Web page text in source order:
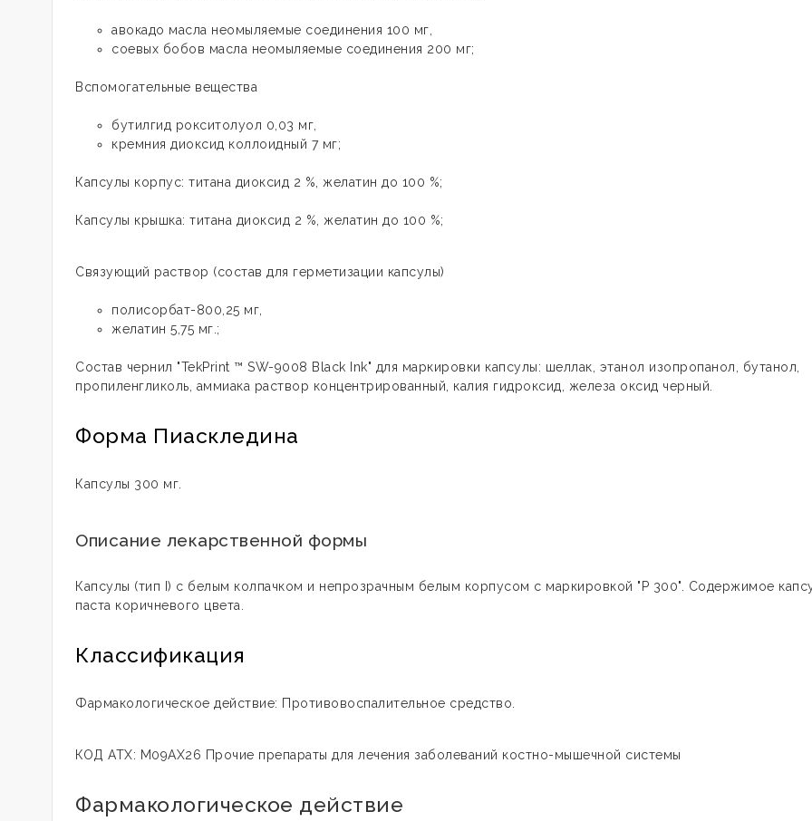
авокадо масла неомыляемые соединения 100 мг,
соевых бобов масла неомыляемые соединения 200 мг;
Вспомогательные вещества
бутилгид рокситолуол 0,03 мг,
кремния диоксид коллоидный 7 мг;
Капсулы корпус: титана диоксид 2 %, желатин до 100 %;
Капсулы крышка: титана диоксид 2 %, желатин до 100 %;
Связующий раствор (состав для герметизации капсулы)
полисорбат-800,25 мг,
желатин 5,75 мг.;
Состав чернил "TekPrint ™ SW-9008 Black Ink" для маркировки капсулы: шеллак, этанол изопропанол, бутанол,
пропиленгликоль, аммиака раствор концентрированный, калия гидроксид, железа оксид черный.
Форма Пиаскледина
Капсулы 300 мг.
Описание лекарственной формы
Капсулы (тип I) с белым колпачком и непрозрачным белым корпусом с маркировкой "Р 300". Содержимое
паста коричневого цвета.
Классификация
Фармакологическое действие: Противовоспалительное средство.
КОД АТХ: M09AX26 Прочие препараты для лечения заболеваний костно-мышечной системы
Фармакологическое действие